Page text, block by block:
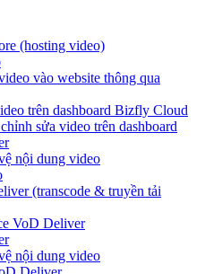
(hosting video)
vào website thông qua
trên dashboard Bizfly Cloud
sửa video trên dashboard
nội dung video
(transcode & truyền tải
VoD Deliver
nội dung video